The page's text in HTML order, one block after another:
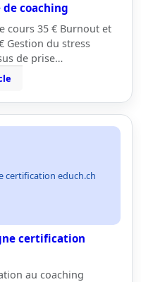
coaching
cours 35 € Burnout et
Gestion du stress
de prise…
certification educh.ch
certification
au coaching